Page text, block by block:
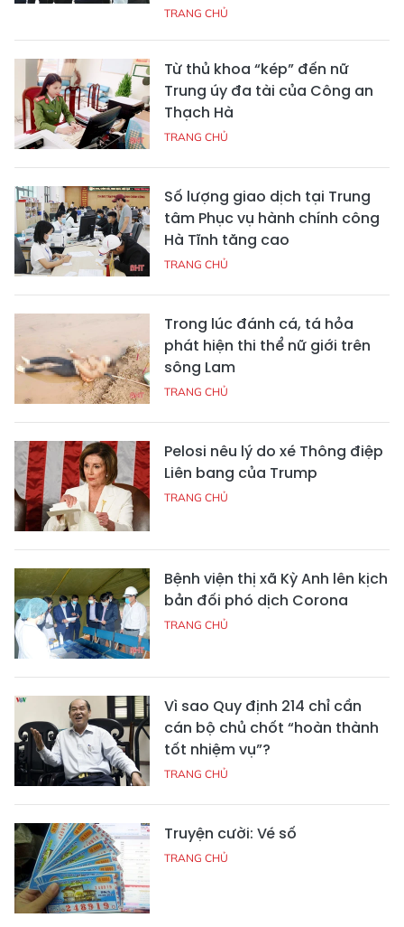
TRANG CHỦ
Từ thủ khoa “kép” đến nữ
Trung úy đa tài của Công an
Thạch Hà
TRANG CHỦ
Số lượng giao dịch tại Trung
tâm Phục vụ hành chính công
Hà Tĩnh tăng cao
TRANG CHỦ
Trong lúc đánh cá, tá hỏa
phát hiện thi thể nữ giới trên
sông Lam
TRANG CHỦ
Pelosi nêu lý do xé Thông điệp
Liên bang của Trump
TRANG CHỦ
Bệnh viện thị xã Kỳ Anh lên kịch
bản đối phó dịch Corona
TRANG CHỦ
Vì sao Quy định 214 chỉ cần
cán bộ chủ chốt “hoàn thành
tốt nhiệm vụ”?
TRANG CHỦ
Truyện cười: Vé số
TRANG CHỦ